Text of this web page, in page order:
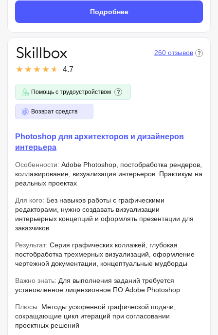
Подробнее
4.7
260 отзывов
Помощь с трудоустройством
Возврат средств
Photoshop для архитекторов и дизайнеров
интерьера
Особенности: Adobe Photoshop, постобработка рендеров,
коллажирование, визуализация интерьеров. Практикум на
реальных проектах
Для кого: Без навыков работы с графическими
редакторами, нужно создавать визуализации
интерьерных концепций и оформлять презентации для
заказчиков
Результат: Серия графических коллажей, глубокая
постобработка трехмерных визуализаций, оформление
чертежной документации, концептуальные мудборды
Важно знать: Для выполнения заданий требуется
установленное лицензионное ПО Adobe Photoshop
Плюсы: Методы ускоренной графической подачи,
сокращающие цикл итераций при согласовании
проектных решений